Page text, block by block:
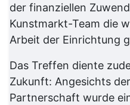
der finanziellen
Kunstmarkt-Team die
Arbeit der Einrichtung
Das Treffen diente
Zukunft: Angesichts
Partnerschaft wurde